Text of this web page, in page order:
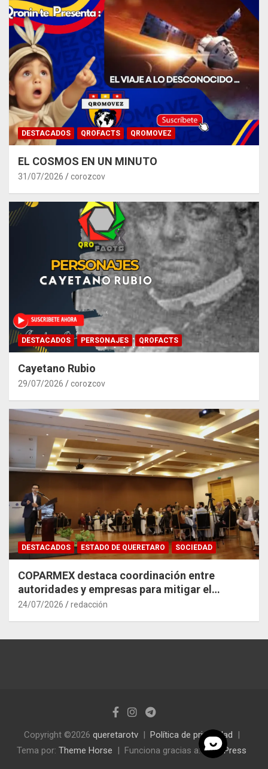
DESTACADOS QROFACTS QROMOVEZ
EL COSMOS EN UN MINUTO
31/07/2026 corozcov
DESTACADOS PERSONAJES QROFACTS
Cayetano Rubio
29/07/2026 corozcov
DESTACADOS ESTADO DE QUERETARO SOCIEDAD
COPARMEX destaca coordinación entre
autoridades y empresas para mitigar el
impacto del Tren México–Querétaro
24/07/2026 redacción
Copyright ©2026 queretarotv
Política de privacidad
Tema por: Theme Horse Funciona gracias a:WordPress